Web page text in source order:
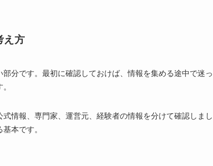
え方
分です。最初に確認しておけば、情報を集める途中で迷っ
情報、専門家、運営元、経験者の情報を分けて確認しまし
本です。